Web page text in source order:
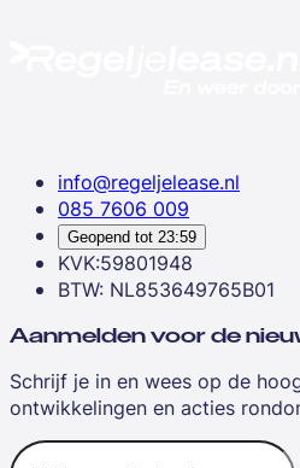
info@regeljelease.nl
085 7606 009
Geopend tot 23:59
KVK:59801948
BTW: NL853649765B01
Aanmelden voor de
Schrijf je in en wees op de
ontwikkelingen en acties